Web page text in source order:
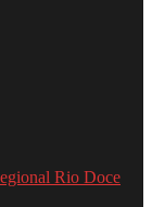
Rio Doce